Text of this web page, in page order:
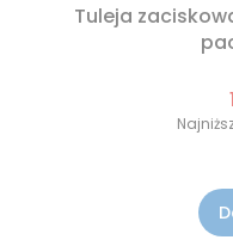
Tuleja